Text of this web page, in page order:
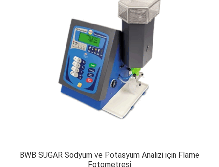
BWB SUGAR Sodyum ve Potasyum Analizi için Flame
Fotometresi